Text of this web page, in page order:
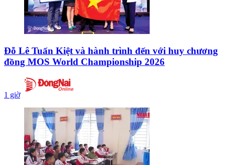
Đỗ Lê Tuấn Kiệt và hành trình đến với huy chương
đồng MOS World Championship 2026
1 giờ